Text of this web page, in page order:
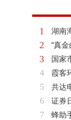
1
2
3
4
5
6
7
湖南
“真
员拟
国家
市场
霞客
片）
共达
片）
证券
蜂助